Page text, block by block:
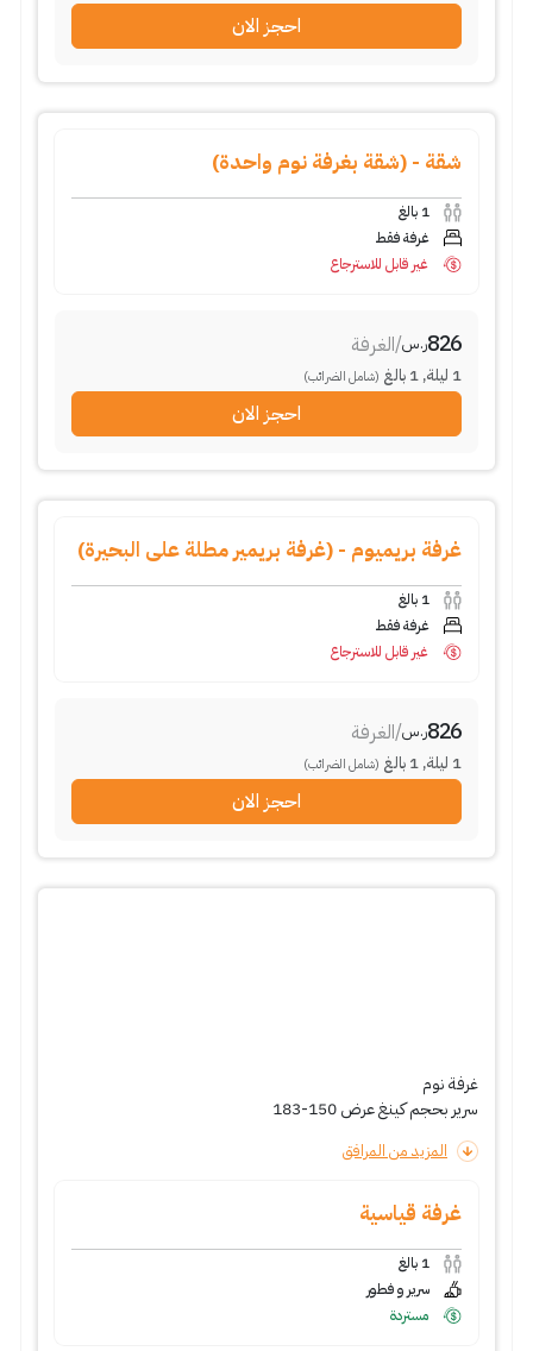
احجز الان
شقة - (شقة بغرفة نوم واحدة)
1 بالغ
غرفة فقط
غير قابل للاسترجاع
826ر.س/الغرفة
1 ليلة,
1 بالغ (شامل الضرائب)
احجز الان
غرفة بريميوم - (غرفة بريمير مطلة على البحيرة)
1 بالغ
غرفة فقط
غير قابل للاسترجاع
826ر.س/الغرفة
1 ليلة,
1 بالغ (شامل الضرائب)
احجز الان
غرفة نوم
سرير بحجم كينغ عرض 150-183
المزيد من المرافق
غرفة قياسية
1 بالغ
سرير و فطور
مستردة